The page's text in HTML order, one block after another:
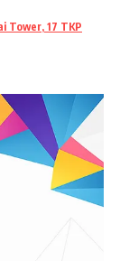
Tower, 17 TKP